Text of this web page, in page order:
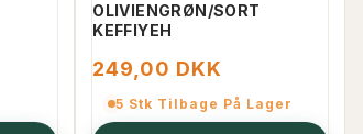
OLIVIENGRØN/SORT
KEFFIYEH
249,00 DKK
5 Stk Tilbage På Lager